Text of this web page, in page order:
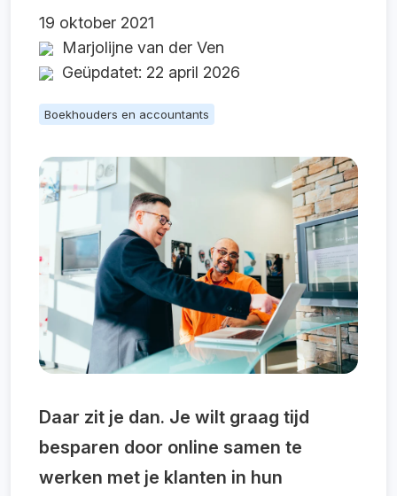
19 oktober 2021
Marjolijne van der Ven
Geüpdatet: 22 april 2026
Boekhouders en accountants
Daar zit je dan. Je wilt graag tijd
besparen door online samen te
werken met je klanten in hun